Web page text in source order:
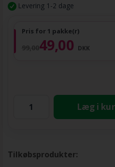
Levering 1-2 dage
Pris for 1 pakke(r)
49,00 DKK
Læg i
Tilkøbsprodukter: